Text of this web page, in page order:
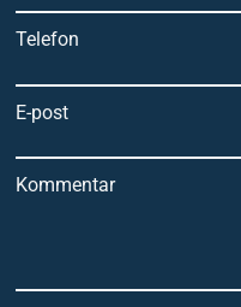
Telefon
E-post
Kommentar